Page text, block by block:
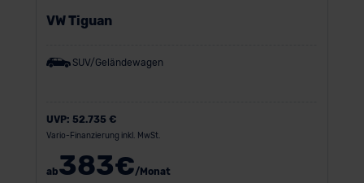
VW Tiguan
SUV/Geländewagen
UVP: 52.735 €
Vario-Finanzierung inkl. MwSt.
ab383€/Monat